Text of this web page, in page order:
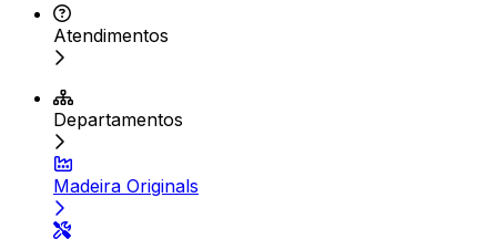
Atendimentos
Departamentos
Madeira Originals